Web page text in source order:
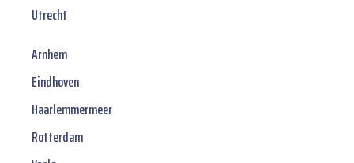
Utrecht
Arnhem
Eindhoven
Haarlemmermeer
Rotterdam